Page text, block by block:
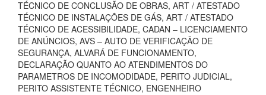
TÉCNICO DE CONCLUSÃO DE OBRAS, ART / ATESTADO
TÉCNICO DE INSTALAÇÕES DE GÁS, ART / ATESTADO
TÉCNICO DE ACESSIBILIDADE, CADAN – LICENCIAMENTO
DE ANÚNCIOS, AVS – AUTO DE VERIFICAÇÃO DE
SEGURANÇA, ALVARÁ DE FUNCIONAMENTO,
DECLARAÇÃO QUANTO AO ATENDIMENTOS DO
PARAMETROS DE INCOMODIDADE, PERITO JUDICIAL,
PERITO ASSISTENTE TÉCNICO, ENGENHEIRO